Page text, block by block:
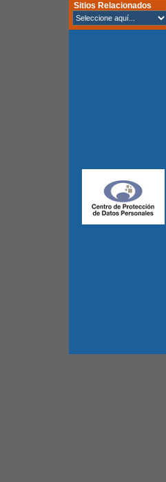
Sitios Relacionados